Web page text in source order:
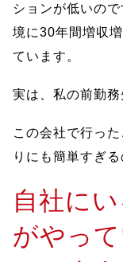
ションが低いの
境に30年間増収
ています。
実は、私の前勤務
この会社で行っ
りにも簡単すぎ
自社に
がやっ